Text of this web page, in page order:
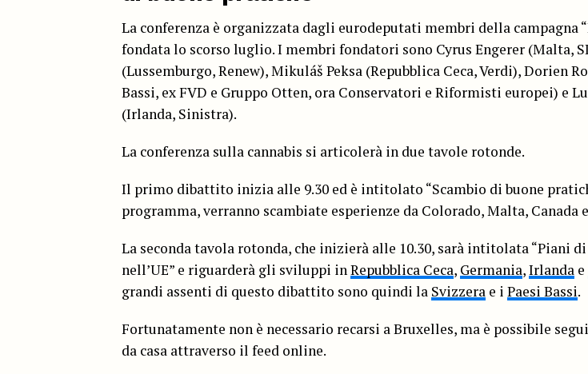
La conferenza è organizzata dagli eurodeputati membri della campagna
fondata lo scorso luglio. I membri fondatori sono Cyrus Engerer (Malta,
(Lussemburgo, Renew), Mikuláš Peksa (Repubblica Ceca, Verdi), Dorien
Bassi, ex FVD e Gruppo Otten, ora Conservatori e Riformisti europei) e
(Irlanda, Sinistra).
La conferenza sulla cannabis si articolerà in due tavole rotonde.
Il primo dibattito inizia alle 9.30 ed è intitolato “Scambio di buone
programma, verranno scambiate esperienze da Colorado, Malta, Canada
La seconda tavola rotonda, che inizierà alle 10.30, sarà intitolata “Piani
nell’UE” e riguarderà gli sviluppi in Repubblica Ceca, Germania,Irlanda e
grandi assenti di questo dibattito sono quindi la Svizzera e i Paesi Bassi.
Fortunatamente non è necessario recarsi a Bruxelles, ma è possibile
da casa attraverso il feed online.